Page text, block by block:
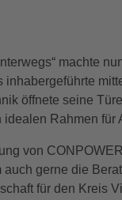
machte
öffnete seine
Rahmen für
von
gerne die
für den Kreis